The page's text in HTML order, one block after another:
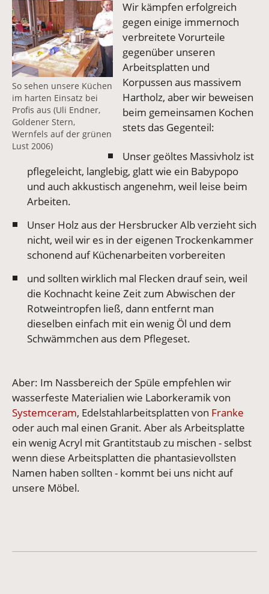
Vergrößerte Version anzeigen
So sehen unsere Küchen
im harten Einsatz bei
Profis aus (Uli Endner,
Goldener Stern,
Wernfels auf der grünen
Lust 2006)
Wir kämpfen erfolgreich
gegen einige immernoch
verbreitete Vorurteile
gegenüber unseren
Arbeitsplatten und
Korpussen aus massivem
Hartholz, aber wir beweisen
beim gemeinsamen Kochen
stets das Gegenteil:
Unser geöltes Massivholz ist
pflegeleicht, langlebig, glatt wie ein Babypopo
und auch akkustisch angenehm, weil leise beim
Arbeiten.
Unser Holz aus der Hersbrucker Alb verzieht sich
nicht, weil wir es in der eigenen Trockenkammer
schonend auf Küchenarbeiten vorbereiten
und sollten wirklich mal Flecken drauf sein, weil
die Kochnacht keine Zeit zum Abwischen der
Rotweintropfen ließ, dann entfernt man
dieselben einfach mit ein wenig Öl und dem
Schwämmchen aus dem Pflegeset.
Aber: Im Nassbereich der Spüle empfehlen wir
wasserfeste Materialien wie Laborkeramik von
Systemceram, Edelstahlarbeitsplatten von Franke
oder auch mal einen Granit. Aber als Arbeitsplatte
ein wenig Acryl mit Grantitstaub zu mischen - selbst
wenn diese Arbeitsplatten die phantasievollsten
Namen haben sollten - kommt bei uns nicht auf
unsere Möbel.